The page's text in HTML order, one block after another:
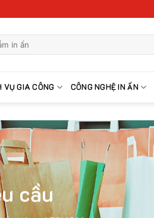
VỤ GIA CÔNG CÔNG NGHỆ IN ẤN
cầu